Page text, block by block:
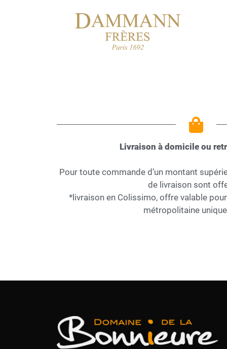
Livraison à domicile ou
Pour toute commande d’un montant
de livraison sont
*livraison en Colissimo, offre valable
métropolitaine